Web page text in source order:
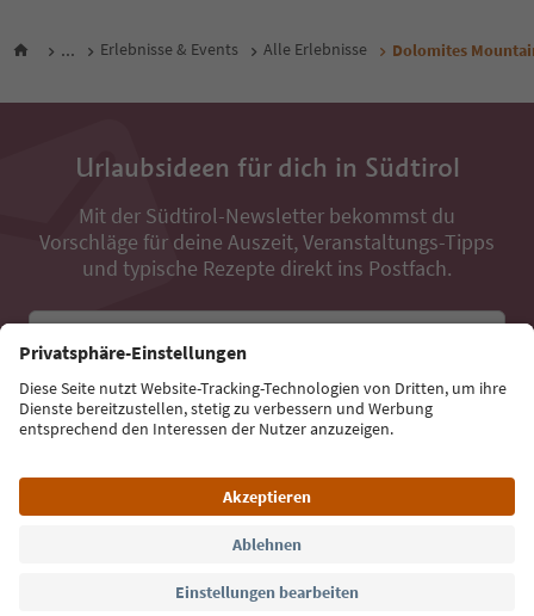
... Erlebnisse & Events Alle Erlebnisse Dolomites
Urlaubsideen für dich in Südtirol
Mit der Südtirol-Newsletter bekommst du
Vorschläge für deine Auszeit, Veranstaltungs-Tipps
und typische Rezepte direkt ins Postfach.
Jetzt anmelden